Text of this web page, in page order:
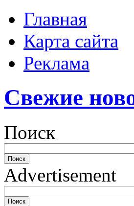
Главная
Карта сайта
Реклама
Свежие
Поиск
Advertisement